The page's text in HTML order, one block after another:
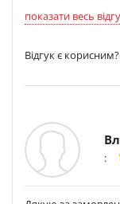
показати весь
Відгук є корисним?
: